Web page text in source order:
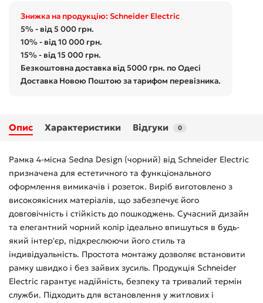
Знижка на продукцію: Schneider Electric
5% - від 5 000 грн.
10% - від 10 000 грн.
15% - від 15 000 грн.
Безкоштовна доставка від 5000 грн. по Одесі
Доставка Новою Поштою за тарифом перевізника.
Опис Характеристики Відгуки 0
Рамка 4-місна Sedna Design (чорний) від Schneider Electric
призначена для естетичного та функціонального
оформлення вимикачів і розеток. Виріб виготовлено з
високоякісних матеріалів, що забезпечує його
довговічність і стійкість до пошкоджень. Сучасний дизайн
та елегантний чорний колір ідеально впишуться в будь-
який інтер'єр, підкреслюючи його стиль та
індивідуальність. Простота монтажу дозволяє встановити
рамку швидко і без зайвих зусиль. Продукція Schneider
Electric гарантує надійність, безпеку та тривалий термін
служби. Підходить для встановлення у житлових і